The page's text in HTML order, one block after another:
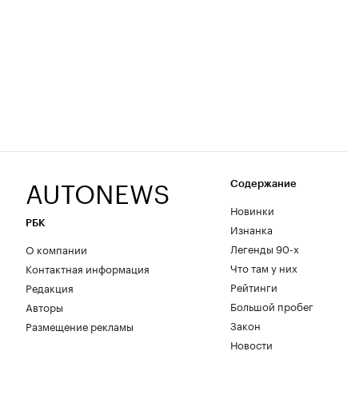
AUTONEWS
РБК
О компании
Контактная информация
Редакция
Авторы
Размещение рекламы
Содержание
Новинки
Изнанка
Легенды 90-х
Что там у них
Рейтинги
Большой пробег
Закон
Новости